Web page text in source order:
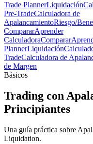
Trade PlannerLiquidación
Pre-TradeCalculadora de
ApalancamientoRiesgo/
CompararAprender
CalculadoraComparar
PlannerLiquidación
TradeCalculadora de
de Margen
Básicos
Trading con
Principiantes
Una guía práctica sobre
Liquidation.